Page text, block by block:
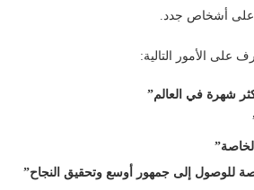
على أشخاص جدد.
على الأمور التالية:
شهرة في العالم”
للوصول إلى جمهور أوسع وتحقيق النجاح”